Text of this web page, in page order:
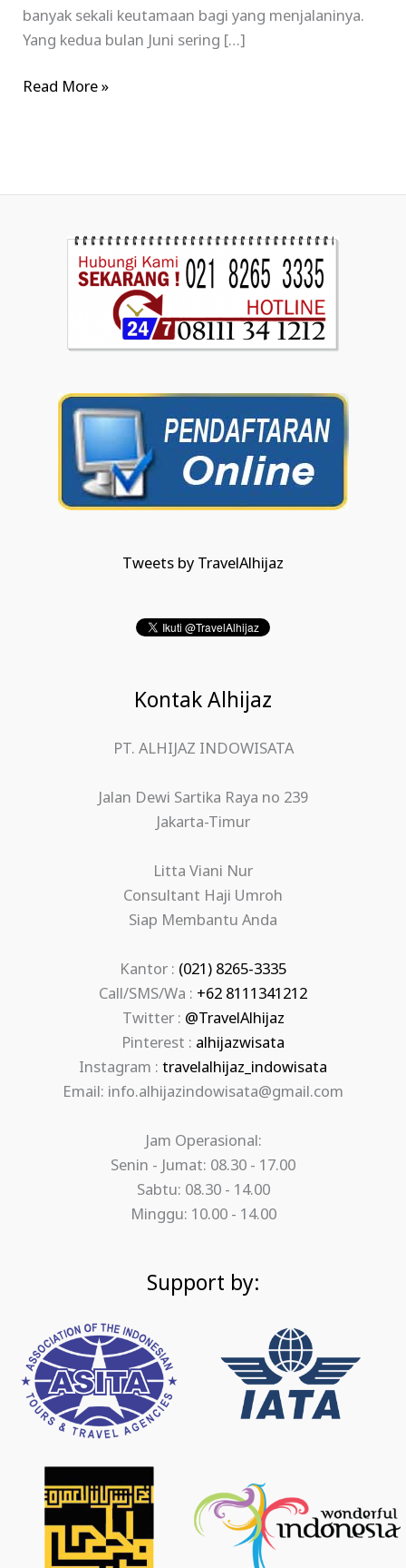
banyak sekali keutamaan bagi yang menjalaninya.
Yang kedua bulan Juni sering […]
Read More »
Tweets by TravelAlhijaz
Kontak Alhijaz
PT. ALHIJAZ INDOWISATA
Jalan Dewi Sartika Raya no 239
Jakarta-Timur
Litta Viani Nur
Consultant Haji Umroh
Siap Membantu Anda
Kantor : (021) 8265-3335
Call/SMS/Wa : +62 8111341212
Twitter : @TravelAlhijaz
Pinterest : alhijazwisata
Instagram : travelalhijaz_indowisata
Email: info.alhijazindowisata@gmail.com
Jam Operasional:
Senin - Jumat: 08.30 - 17.00
Sabtu: 08.30 - 14.00
Minggu: 10.00 - 14.00
Support by: